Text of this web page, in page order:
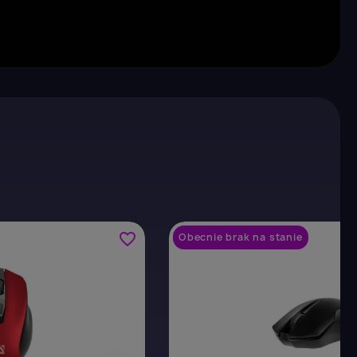
favorite_border Obecnie brak na stanie